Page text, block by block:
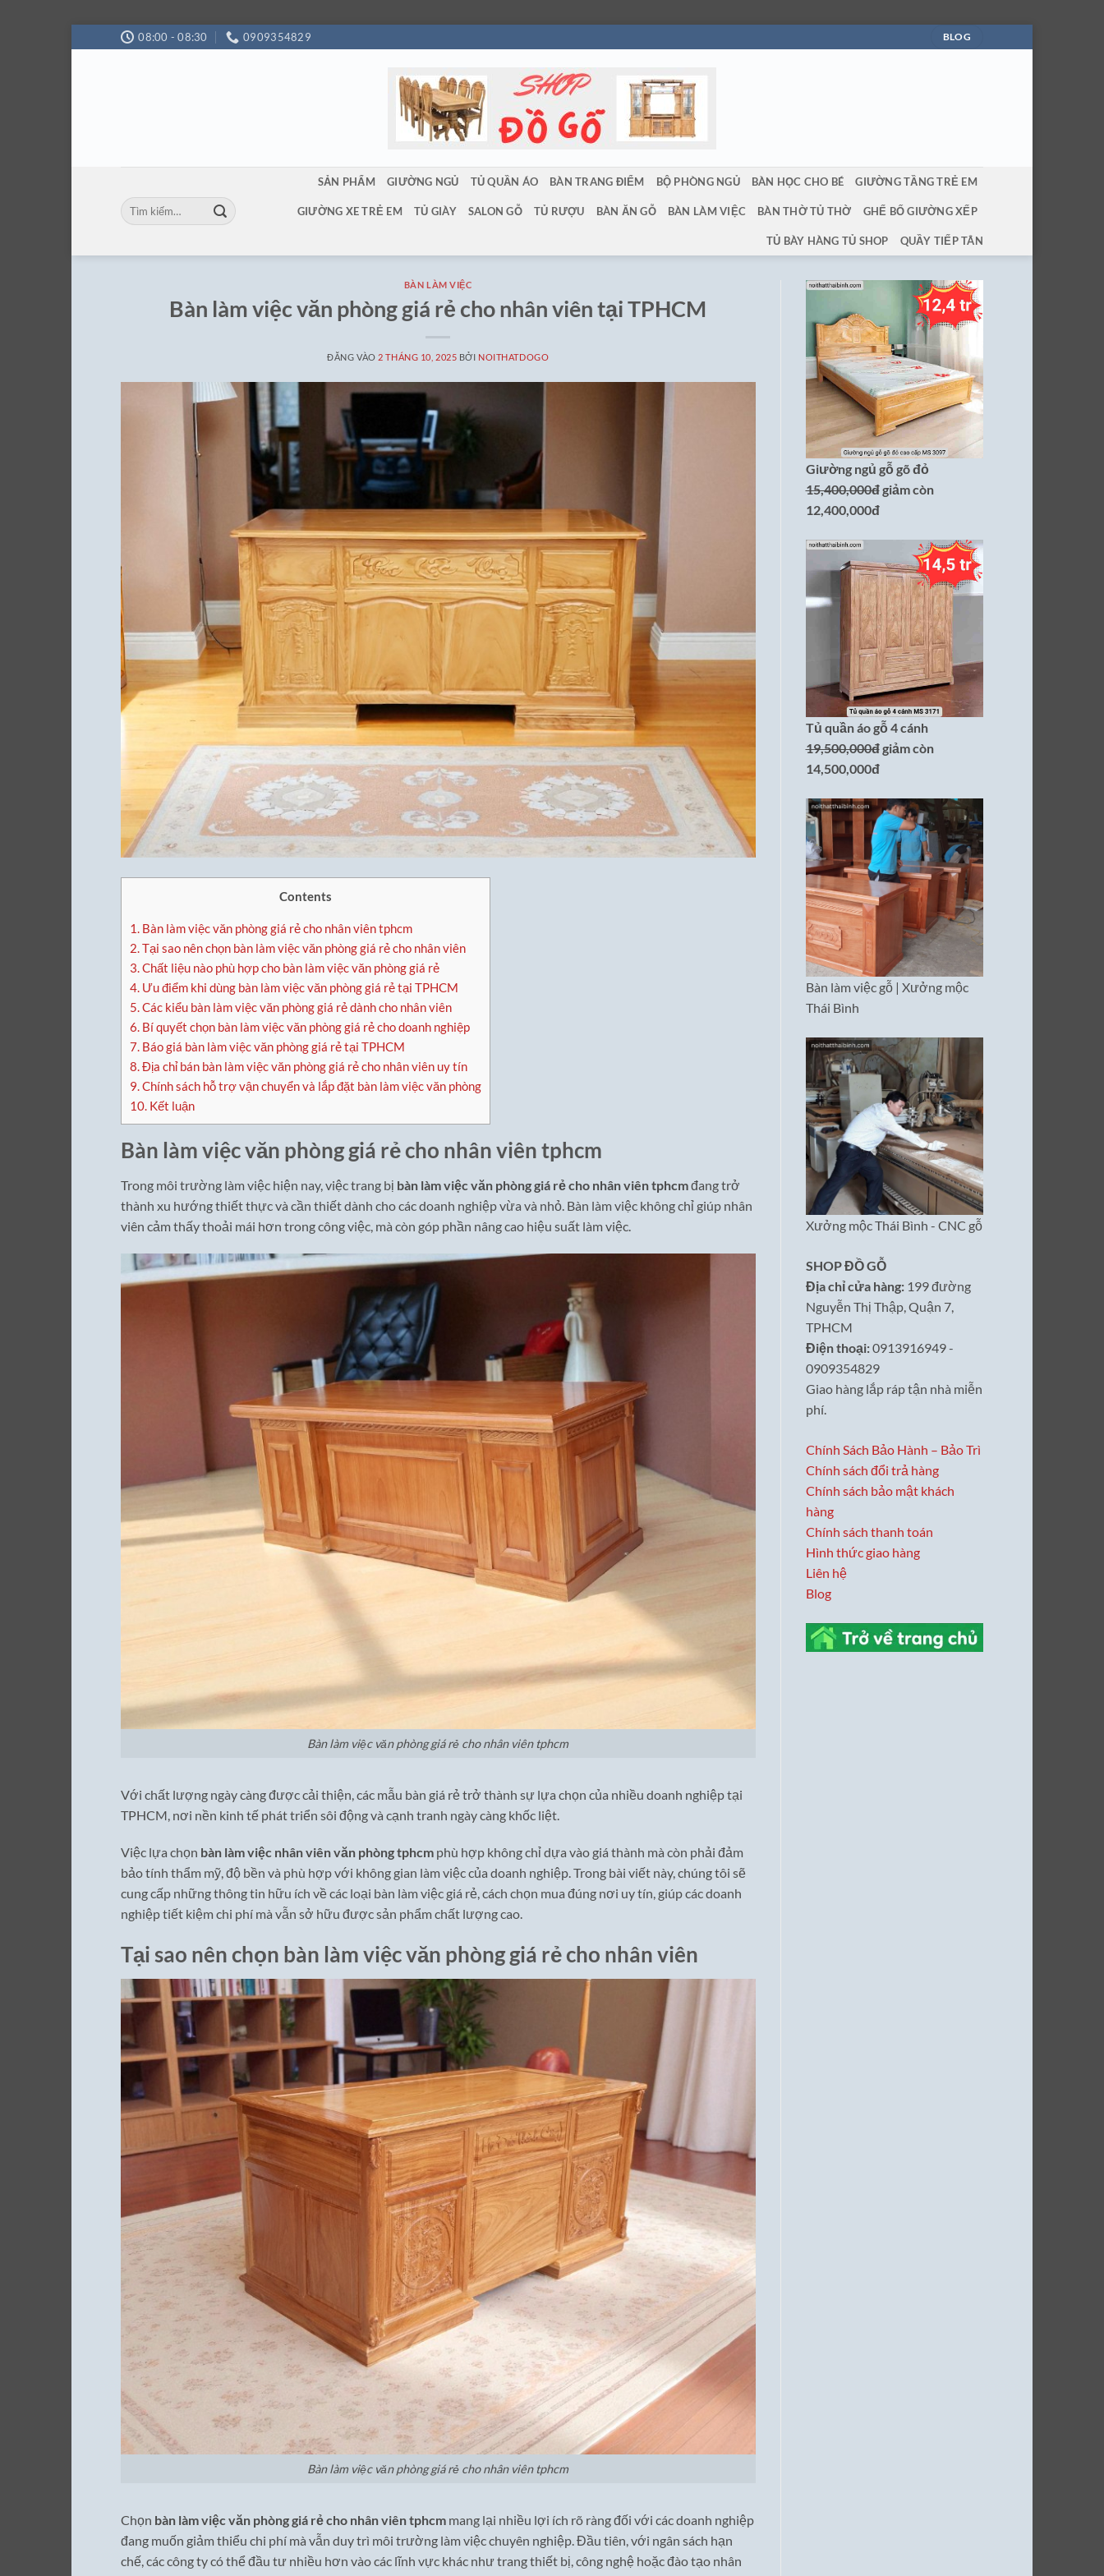
qua
08:00 - 08:30 0909354829 BLOG
Tìm
kiếm:
SẢN PHẨM GIƯỜNG NGỦ TỦ QUẦN ÁO BÀN TRANG ĐIỂM BỘ PHÒNG NGỦ BÀN HỌC CHO BÉ GIƯỜNG TẦNG TRẺ EM
GIƯỜNG XE TRẺ EM TỦ GIÀY SALON GỖ TỦ RƯỢU BÀN ĂN GỖ BÀN LÀM VIỆC BÀN THỜ TỦ THỜ GHẾ BỐ GIƯỜNG XẾP
TỦ BÀY HÀNG TỦ SHOP QUẦY TIẾP TÂN
BÀN LÀM VIỆC
Bàn làm việc văn phòng giá rẻ cho nhân viên tại TPHCM
ĐĂNG VÀO 2 THÁNG 10, 2025 BỞI NOITHATDOGO
Contents
1. Bàn làm việc văn phòng giá rẻ cho nhân viên tphcm
2.Tại sao nên chọn bàn làm việc văn phòng giá rẻ cho nhân viên
3.Chất liệu nào phù hợp cho bàn làm việc văn phòng giá rẻ
4. Ưu điểm khi dùng bàn làm việc văn phòng giá rẻ tại TPHCM
5.Các kiểu bàn làm việc văn phòng giá rẻ dành cho nhân viên
6. Bí quyết chọn bàn làm việc văn phòng giá rẻ cho doanh nghiệp
7. Báo giá bàn làm việc văn phòng giá rẻ tại TPHCM
8.Địa chỉ bán bàn làm việc văn phòng giá rẻ cho nhân viên uy tín
9.Chính sách hỗ trợ vận chuyển và lắp đặt bàn làm việc văn phòng
10. Kết luận
Bàn làm việc văn phòng giá rẻ cho nhân viên tphcm
Trong môi trường làm việc hiện nay, việc trang bị bàn làm việc văn phòng giá rẻ cho nhân viên tphcmđang trở
thành xu hướng thiết thực và cần thiết dành cho các doanh nghiệp vừa và nhỏ. Bàn làm việc không chỉ giúp nhân
viên cảm thấy thoải mái hơn trong công việc, mà còn góp phần nâng cao hiệu suất làm việc.
Bàn làm việc văn phòng giá rẻ cho nhân viên tphcm
Với chất lượng ngày càng được cải thiện, các mẫu bàn giá rẻ trở thành sự lựa chọn của nhiều doanh nghiệp tại
TPHCM, nơi nền kinh tế phát triển sôi động và cạnh tranh ngày càng khốc liệt.
Việc lựa chọn bàn làm việc nhân viên văn phòng tphcm phù hợp không chỉ dựa vào giá thành mà còn phải đảm
bảo tính thẩm mỹ, độ bền và phù hợp với không gian làm việc của doanh nghiệp. Trong bài viết này, chúng tôi sẽ
cung cấp những thông tin hữu ích về các loại bàn làm việc giá rẻ, cách chọn mua đúng nơi uy tín, giúp các doanh
nghiệp tiết kiệm chi phí mà vẫn sở hữu được sản phẩm chất lượng cao.
Tại sao nên chọn bàn làm việc văn phòng giá rẻ cho nhân viên
Bàn làm việc văn phòng giá rẻ cho nhân viên tphcm
Chọn bàn làm việc văn phòng giá rẻ cho nhân viên tphcm mang lại nhiều lợi ích rõ ràng đối với các doanh nghiệp
đang muốn giảm thiểu chi phí mà vẫn duy trì môi trường làm việc chuyên nghiệp. Đầu tiên, với ngân sách hạn
chế, các công ty có thể đầu tư nhiều hơn vào các lĩnh vực khác như trang thiết bị, công nghệ hoặc đào tạo nhân
Giường ngủ gỗ gõ đỏ
15,400,000đgiảm còn
12,400,000đ
Tủ quần áo gỗ 4 cánh
19,500,000đgiảm còn
14,500,000đ
Bàn làm việc gỗ | Xưởng mộc
Thái Bình
Xưởng mộc Thái Bình - CNC gỗ
SHOP ĐỒ GỖ
Địa chỉ cửa hàng:199 đường
Nguyễn Thị Thập, Quận 7,
TPHCM
Điện thoại:0913916949 -
0909354829
Giao hàng lắp ráp tận nhà miễn
phí.
Chính Sách Bảo Hành – Bảo Trì
Chính sách đổi trả hàng
Chính sách bảo mật khách
hàng
Chính sách thanh toán
Hình thức giao hàng
Liên hệ
Blog